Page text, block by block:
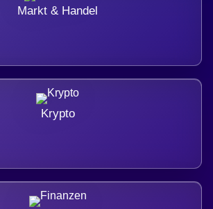
Markt & Handel
Krypto